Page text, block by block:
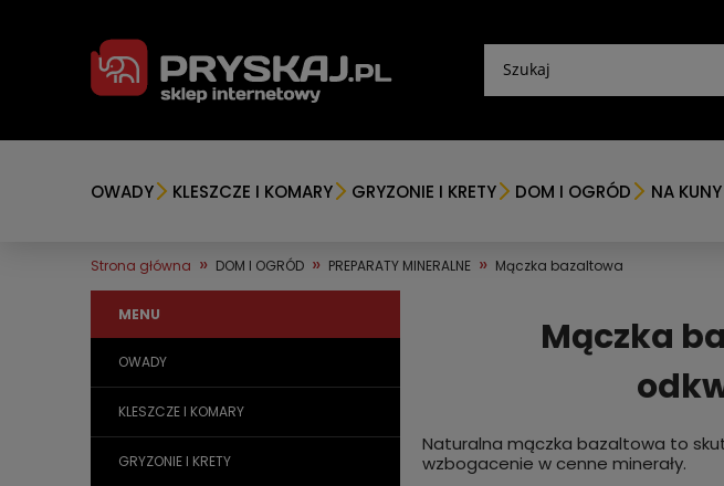
OWADY KLESZCZE I KOMARY GRYZONIE I KRETY DOM I OGRÓD NA KUNY
Strona główna » DOM I OGRÓD » PREPARATY MINERALNE » Mączka bazaltowa
MENU
OWADY
KLESZCZE I KOMARY
GRYZONIE I KRETY
Mączka
Naturalna mączka bazaltowa to
wzbogacenie w cenne minerały.